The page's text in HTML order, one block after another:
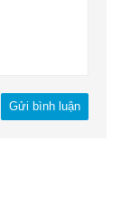
Gửi bình luận